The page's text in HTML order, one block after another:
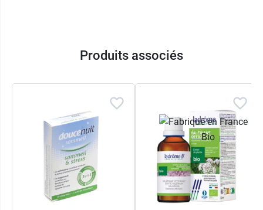
Produits associés